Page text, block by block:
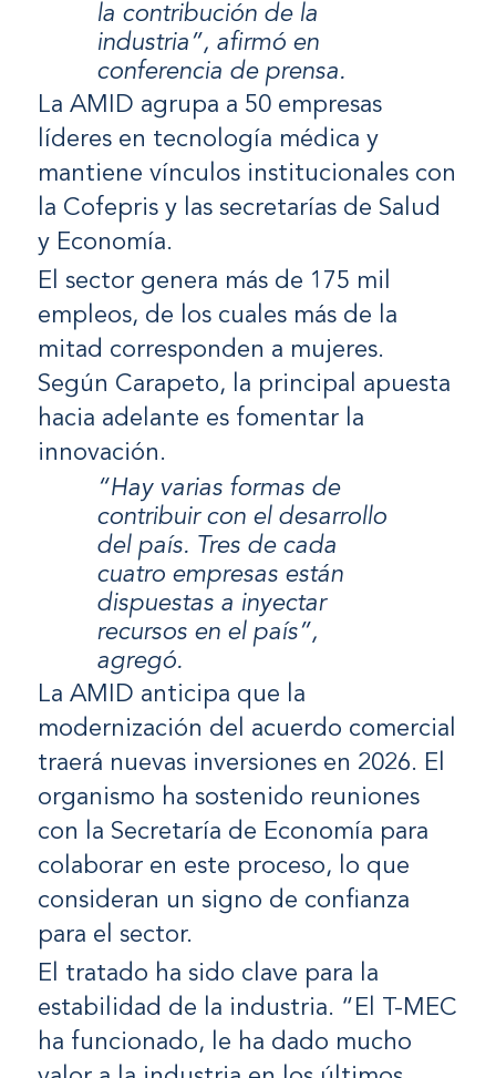
la contribución de la
industria”, afirmó en
conferencia de prensa.
La AMID agrupa a 50 empresas
líderes en tecnología médica y
mantiene vínculos institucionales con
la Cofepris y las secretarías de Salud
y Economía.
El sector genera más de 175 mil
empleos, de los cuales más de la
mitad corresponden a mujeres.
Según Carapeto, la principal apuesta
hacia adelante es fomentar la
innovación.
“Hay varias formas de
contribuir con el desarrollo
del país. Tres de cada
cuatro empresas están
dispuestas a inyectar
recursos en el país”,
agregó.
La AMID anticipa que la
modernización del acuerdo comercial
traerá nuevas inversiones en 2026. El
organismo ha sostenido reuniones
con la Secretaría de Economía para
colaborar en este proceso, lo que
consideran un signo de confianza
para el sector.
El tratado ha sido clave para la
estabilidad de la industria. “El T-MEC
ha funcionado, le ha dado mucho